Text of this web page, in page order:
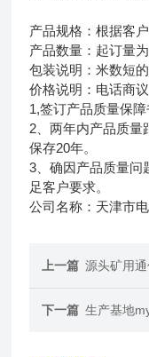
产品规格：根据客
产品数量：起订量
包装说明：米数短
价格说明：电话商
1,签订产品质量保
2、两年内产品质量
保存20年。
3、确因产品质量问
足客户要求。
公司名称：天津市
上一篇 源头矿用通
下一篇 生产基地my